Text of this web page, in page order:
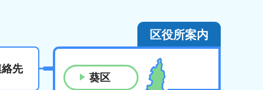
先
区役所案内
葵区